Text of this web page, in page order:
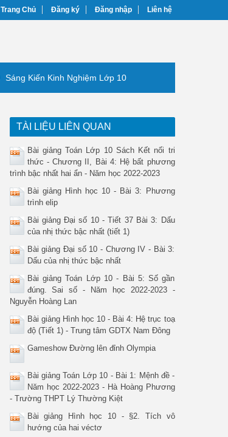
Trang Chủ Đăng ký Đăng nhập Liên hệ
Sáng Kiến Kinh Nghiệm Lớp 10
TÀI LIỆU LIÊN QUAN
Bài giảng Toán Lớp 10 Sách Kết nối tri
thức - Chương II, Bài 4: Hệ bất phương
trình bậc nhất hai ẩn - Năm học 2022-2023
Bài giảng Hình học 10 - Bài 3: Phương
trình elip
Bài giảng Đại số 10 - Tiết 37 Bài 3: Dấu
của nhị thức bậc nhất (tiết 1)
Bài giảng Đại số 10 - Chương IV - Bài 3:
Dấu của nhị thức bậc nhất
Bài giảng Toán Lớp 10 - Bài 5: Số gần
đúng. Sai số - Năm học 2022-2023 -
Nguyễn Hoàng Lan
Bài giảng Hình học 10 - Bài 4: Hệ trục toạ
độ (Tiết 1) - Trung tâm GDTX Nam Đông
Gameshow Đường lên đỉnh Olympia
Bài giảng Toán Lớp 10 - Bài 1: Mệnh đề -
Năm học 2022-2023 - Hà Hoàng Phương
- Trường THPT Lý Thường Kiệt
Bài giảng Hình học 10 - §2. Tích vô
hướng của hai véctơ